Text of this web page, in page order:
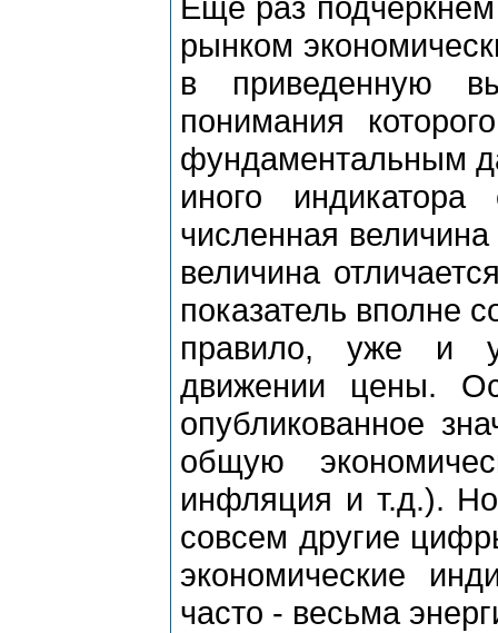
рынком
в приведенную
понимания
фундаментальным
иного
численная величина
величина
показатель вполне
правило, уже и
движении цены.
опубликованное
общую
инфляция и т.д.).
совсем другие
экономические
часто - весьма